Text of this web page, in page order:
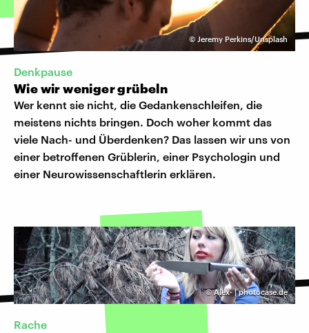
© Jeremy Perkins/Unsplash
Denkpause
Wie wir weniger grübeln
Wer kennt sie nicht, die Gedankenschleifen, die
meistens nichts bringen. Doch woher kommt das
viele Nach- und Überdenken? Das lassen wir uns von
einer betroffenen Grüblerin, einer Psychologin und
einer Neurowissenschaftlerin erklären.
©Alex- | photocase.de
Rache